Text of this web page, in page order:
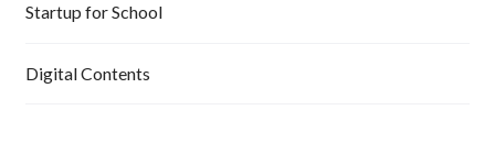
Startup for School
Digital Contents